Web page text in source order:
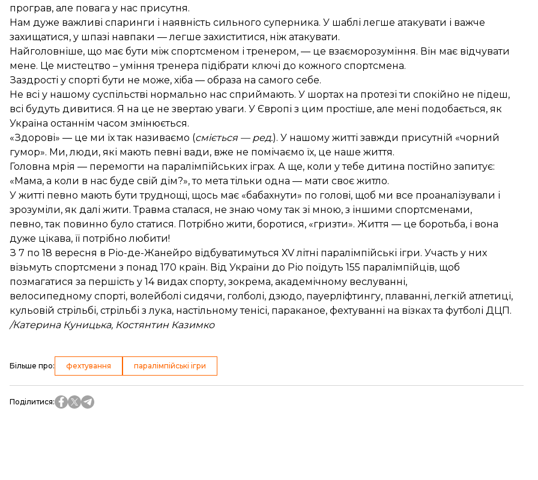
програв, але повага у нас присутня.
Нам дуже важливі спаринги і наявність сильного суперника. У шаблі легше атакувати і важче
захищатися, у шпазі навпаки — легше захиститися, ніж атакувати.
Найголовніше, що має бути між спортсменом і тренером, — це взаєморозуміння. Він має відчувати
мене. Це мистецтво – уміння тренера підібрати ключі до кожного спортсмена.
Заздрості у спорті бути не може, хіба — образа на самого себе.
Не всі у нашому суспільстві нормально нас сприймають. У шортах на протезі ти спокійно не підеш,
всі будуть дивитися. Я на це не звертаю уваги. У Європі з цим простіше, але мені подобається, як
Україна останнім часом змінюється.
«Здорові» — це ми їх так називаємо (сміється — ред.). У нашому житті завжди присутній «чорний
гумор». Ми, люди, які мають певні вади, вже не помічаємо їх, це наше життя.
Головна мрія — перемогти на паралімпійських іграх. А ще, коли у тебе дитина постійно запитує:
«Мама, а коли в нас буде свій дім?», то мета тільки одна — мати своє житло.
У житті певно мають бути труднощі, щось має «бабахнути» по голові, щоб ми все проаналізували і
зрозуміли, як далі жити. Травма сталася, не знаю чому так зі мною, з іншими спортсменами,
певно, так повинно було статися. Потрібно жити, боротися, «гризти». Життя — це боротьба, і вона
дуже цікава, її потрібно любити!
З 7 по 18 вересня в Ріо-де-Жанейро відбуватимуться ХV літні паралімпійські ігри. Участь у них
візьмуть спортсмени з понад 170 країн. Від України до Ріо поїдуть 155 паралімпійців, щоб
позмагатися за першість у 14 видах спорту, зокрема, академічному веслуванні,
велосипедному спорті, волейболі сидячи, голболі, дзюдо, пауерліфтингу, плаванні, легкій атлетиці,
кульовій стрільбі, стрільбі з лука, настільному тенісі, параканое, фехтуванні на візках та футболі ДЦП.
/Катерина Куницька, Костянтин Казимко
Більше про: фехтування паралімпійські ігри
Поділитися: